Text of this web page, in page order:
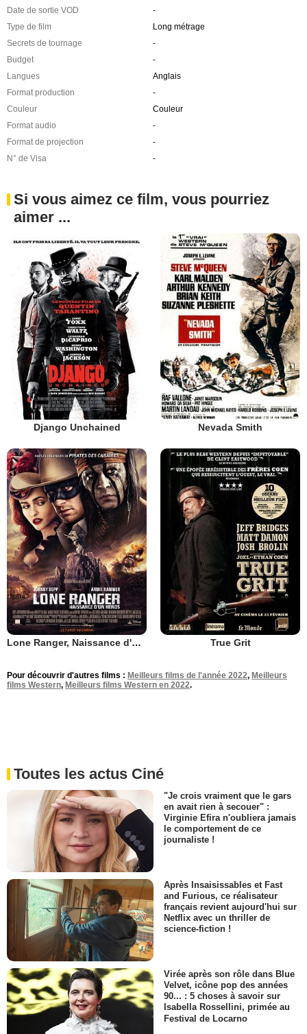
Date de sortie VOD
-
Type de film
Long métrage
Secrets de tournage
-
Budget
-
Langues
Anglais
Format production
-
Couleur
Couleur
Format audio
-
Format de projection
-
N° de Visa
-
Si vous aimez ce film, vous pourriez
aimer ...
Django Unchained Nevada Smith
Lone Ranger, Naissance d'un héros True Grit
Pour découvrir d'autres films : Meilleurs films de l'année 2022, Meilleurs
films Western, Meilleurs films Western en 2022.
Toutes les actus Ciné
"Je crois vraiment que le gars
en avait rien à secouer" :
Virginie Efira n'oubliera jamais
le comportement de ce
journaliste !
Après Insaisissables et Fast
and Furious, ce réalisateur
français revient aujourd'hui sur
Netflix avec un thriller de
science-fiction !
Virée après son rôle dans Blue
Velvet, icône pop des années
90... : 5 choses à savoir sur
Isabella Rossellini, primée au
Festival de Locarno